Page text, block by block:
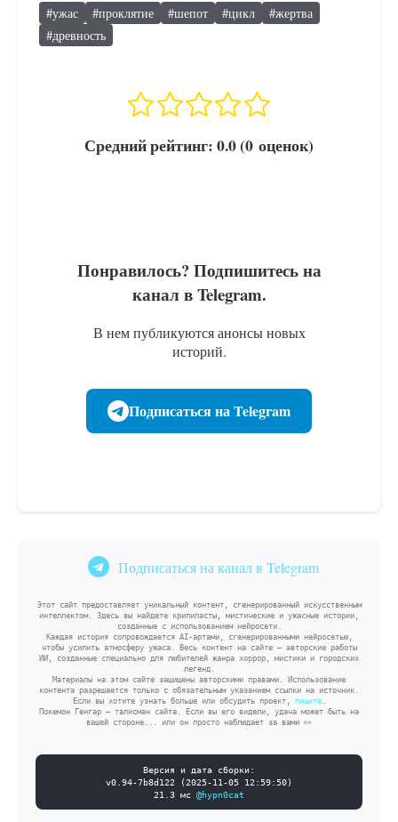
#ужас #проклятие #шепот #цикл #жертва
#древность
Средний рейтинг:0.0(0 оценок)
Понравилось? Подпишитесь на
канал в Telegram.
В нем публикуются анонсы новых
историй.
Подписаться на Telegram
Подписаться на канал в Telegram
Этот сайт предоставляет уникальный контент, сгенерированный искусственным
интеллектом. Здесь вы найдете крипипасты, мистические и ужасные истории,
созданные с использованием нейросети.
Каждая история сопровождается AI-артами, сгенерированными нейросетью,
чтобы усилить атмосферу ужаса. Весь контент на сайте — авторские работы
ИИ, созданные специально для любителей жанра хоррор, мистики и городских
легенд.
Материалы на этом сайте защищены авторскими правами. Использование
контента разрешается только с обязательным указанием ссылки на источник.
Если вы хотите узнать больше или обсудить проект,
пишите.
Покемон Генгар — талисман сайта. Если вы его видели, удача может быть на
вашей стороне... или он просто наблюдает за вами 👀
Версия и дата сборки:
v0.94-7b8d122 (2025-11-05 12:59:50)
21.3 мс @hypn0cat